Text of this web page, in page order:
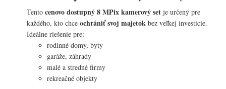
Tentocenovo dostupný 8 MPix kamerový set je určený pre
každého, kto chceochrániť svoj majetok bez veľkej investície.
Ideálne riešenie pre:
rodinné domy, byty
garáže, záhrady
malé a stredné firmy
rekreačné objekty